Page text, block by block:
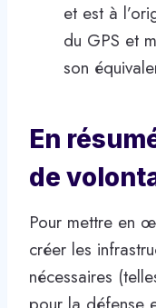
et est à
du GPS et
son
En
de
Pour mettre en
créer les
nécessaires